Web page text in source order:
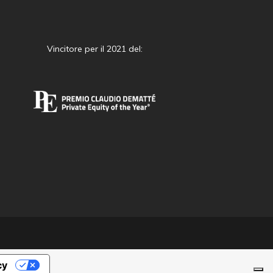
Vincitore per il 2021 del: